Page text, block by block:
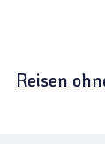
Reisen